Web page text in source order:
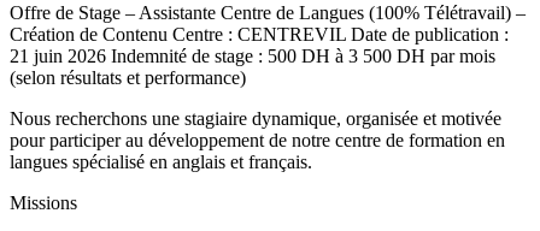
Offre de Stage – Assistante Centre de Langues (100% Télétravail) –
Création de Contenu Centre : CENTREVIL Date de publication :
21 juin 2026 Indemnité de stage : 500 DH à 3 500 DH par mois
(selon résultats et performance)
Nous recherchons une stagiaire dynamique, organisée et motivée
pour participer au développement de notre centre de formation en
langues spécialisé en anglais et français.
Missions